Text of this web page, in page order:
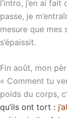
l’intro, j’en ai fait
passe, je
mesure que mes
s’épaissit.
Fin août, mon
« Comment tu
poids du corps,
qu’ils ont tort :